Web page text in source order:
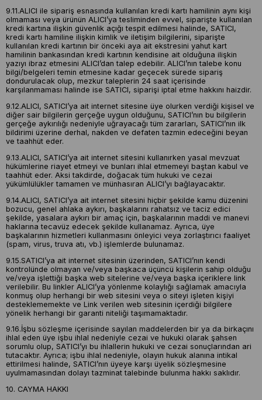
9.11.ALICI ile sipariş esnasında kullanılan kredi kartı hamilinin aynı kişi
olmaması veya ürünün ALICI’ya tesliminden evvel, siparişte kullanılan
kredi kartına ilişkin güvenlik açığı tespit edilmesi halinde, SATICI,
kredi kartı hamiline ilişkin kimlik ve iletişim bilgilerini, siparişte
kullanılan kredi kartının bir önceki aya ait ekstresini yahut kart
hamilinin bankasından kredi kartının kendisine ait olduğuna ilişkin
yazıyı ibraz etmesini ALICI’dan talep edebilir. ALICI’nın talebe konu
bilgi/belgeleri temin etmesine kadar geçecek sürede sipariş
dondurulacak olup, mezkur taleplerin 24 saat içerisinde
karşılanmaması halinde ise SATICI, siparişi iptal etme hakkını haizdir.
9.12.ALICI, SATICI’ya ait internet sitesine üye olurken verdiği kişisel ve
diğer sair bilgilerin gerçeğe uygun olduğunu, SATICI’nın bu bilgilerin
gerçeğe aykırılığı nedeniyle uğrayacağı tüm zararları, SATICI’nın ilk
bildirimi üzerine derhal, nakden ve defaten tazmin edeceğini beyan
ve taahhüt eder.
9.13.ALICI, SATICI’ya ait internet sitesini kullanırken yasal mevzuat
hükümlerine riayet etmeyi ve bunları ihlal etmemeyi baştan kabul ve
taahhüt eder. Aksi takdirde, doğacak tüm hukuki ve cezai
yükümlülükler tamamen ve münhasıran ALICI’yı bağlayacaktır.
9.14.ALICI, SATICI’ya ait internet sitesini hiçbir şekilde kamu düzenini
bozucu, genel ahlaka aykırı, başkalarını rahatsız ve taciz edici
şekilde, yasalara aykırı bir amaç için, başkalarının maddi ve manevi
haklarına tecavüz edecek şekilde kullanamaz. Ayrıca, üye
başkalarının hizmetleri kullanmasını önleyici veya zorlaştırıcı faaliyet
(spam, virus, truva atı, vb.) işlemlerde bulunamaz.
9.15.SATICI’ya ait internet sitesinin üzerinden, SATICI’nın kendi
kontrolünde olmayan ve/veya başkaca üçüncü kişilerin sahip olduğu
ve/veya işlettiği başka web sitelerine ve/veya başka içeriklere link
verilebilir. Bu linkler ALICI’ya yönlenme kolaylığı sağlamak amacıyla
konmuş olup herhangi bir web sitesini veya o siteyi işleten kişiyi
desteklememekte ve Link verilen web sitesinin içerdiği bilgilere
yönelik herhangi bir garanti niteliği taşımamaktadır.
9.16.İşbu sözleşme içerisinde sayılan maddelerden bir ya da birkaçını
ihlal eden üye işbu ihlal nedeniyle cezai ve hukuki olarak şahsen
sorumlu olup, SATICI’yı bu ihlallerin hukuki ve cezai sonuçlarından ari
tutacaktır. Ayrıca; işbu ihlal nedeniyle, olayın hukuk alanına intikal
ettirilmesi halinde, SATICI’nın üyeye karşı üyelik sözleşmesine
uyulmamasından dolayı tazminat talebinde bulunma hakkı saklıdır.
10. CAYMA HAKKI